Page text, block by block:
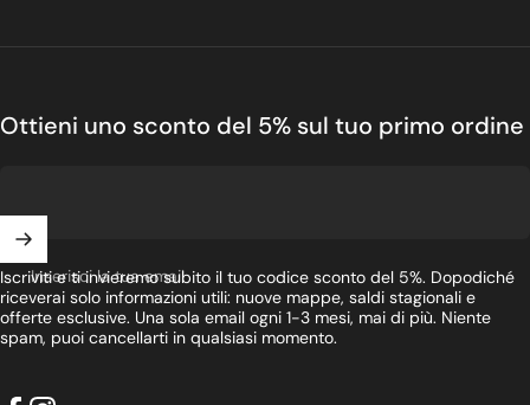
Ottieni uno sconto del 5% sul tuo primo ordine
Inserisci la tua email
Iscriviti e ti invieremo subito il tuo codice sconto del 5%. Dopodiché
riceverai solo informazioni utili: nuove mappe, saldi stagionali e
offerte esclusive. Una sola email ogni 1-3 mesi, mai di più. Niente
spam, puoi cancellarti in qualsiasi momento.